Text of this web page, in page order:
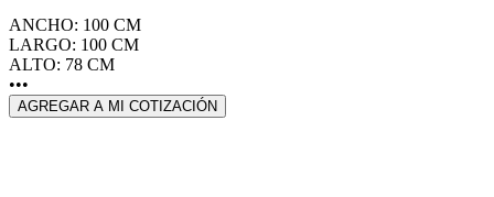
ANCHO: 100 CM
LARGO: 100 CM
ALTO: 78 CM
•••
AGREGAR A MI COTIZACIÓN